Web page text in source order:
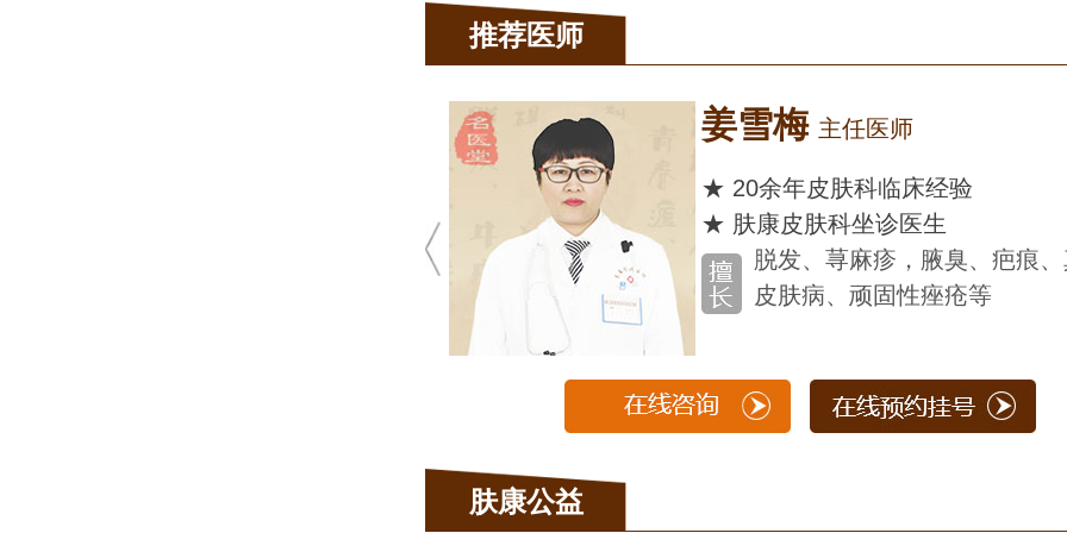
推荐医师
★ 肤康皮肤科坐诊医生
脱发、荨麻疹，腋臭、疤痕、真菌性
皮肤病、顽固性痤疮等
★ 10余年
★ 肤康皮
青春
肤康公益